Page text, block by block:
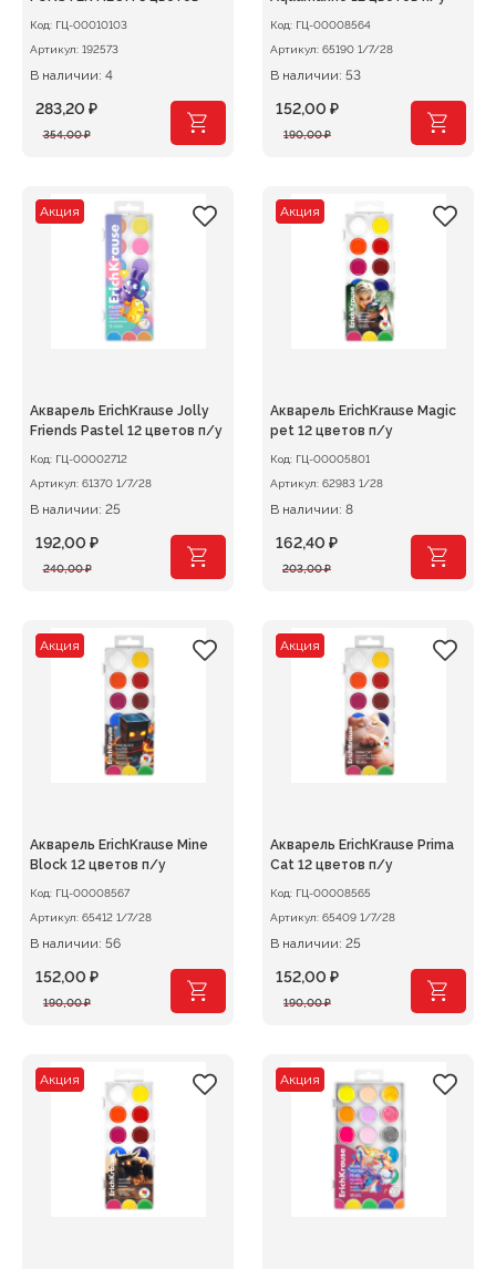
Код: ГЦ-00010103
Артикул: 192573
В наличии: 4
354,00₽
Первоначальная
354,00 ₽.
283,20 ₽
Текущая
Код: ГЦ-00008564
Артикул:
65190 1/7/28
В наличии: 53
190,00₽
Первоначальная
190,00 ₽.
152,00 ₽
Текущая
Акция
Акварель ErichKrause Jolly
Friends Pastel 12 цветов п/у
Код: ГЦ-00002712
Артикул:
61370 1/7/28
В наличии: 25
240,00₽
Первоначальная
240,00 ₽.
192,00 ₽
Текущая
Акция
Акварель ErichKrause Magic
pet 12 цветов п/у
Код: ГЦ-00005801
Артикул:
62983 1/28
В наличии: 8
203,00₽
Первоначальная
203,00 ₽.
162,40 ₽
Текущая
Акция
Акварель ErichKrause Mine
Block 12 цветов п/у
Код: ГЦ-00008567
Артикул:
65412 1/7/28
В наличии: 56
190,00₽
Первоначальная
190,00 ₽.
152,00 ₽
Текущая
Акция
Акварель ErichKrause Prima
Cat 12 цветов п/у
Код: ГЦ-00008565
Артикул:
65409 1/7/28
В наличии: 25
190,00₽
Первоначальная
190,00 ₽.
152,00 ₽
Текущая
Акция Акция